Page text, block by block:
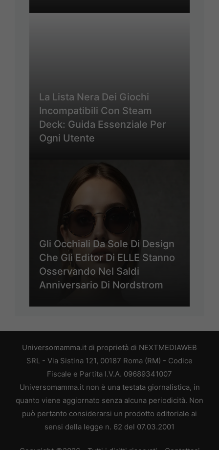
La Lista Nera Dei Giochi
Incompatibili Con Steam
Deck: Guida Essenziale Per
Ogni Utente
Gli Occhiali Da Sole Di Design
Che Gli Editor Di ELLE Stanno
Osservando Nel Saldi
Anniversario Di Nordstrom
Universomamma.it di proprietà di NEXTMEDIAWEB
SRL - Via Sistina 121, 00187 Roma (RM) - Codice
Fiscale e Partita I.V.A. 09689341007
Universomamma.it non è una testata giornalistica, in
quanto viene aggiornato senza alcuna periodicità. Non
può pertanto considerarsi un prodotto editoriale ai
sensi della legge n. 62 del 07.03.2001